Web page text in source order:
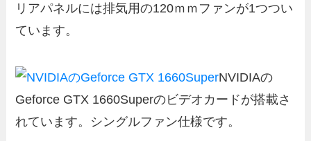
リアパネルには排気用の120ｍｍファンが1つつい
ています。
NVIDIAの
Geforce GTX 1660Superのビデオカードが搭載さ
れています。シングルファン仕様です。